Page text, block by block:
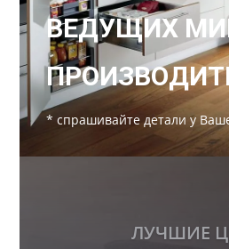
ВЕДУЩИХ
* спрашивайте детали у